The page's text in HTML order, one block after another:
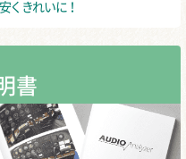
くきれいに！
書